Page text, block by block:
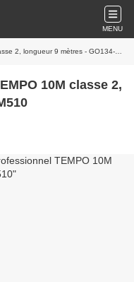
MENU
2, longueur 9 mètres - GO134-M510
10M classe 2,